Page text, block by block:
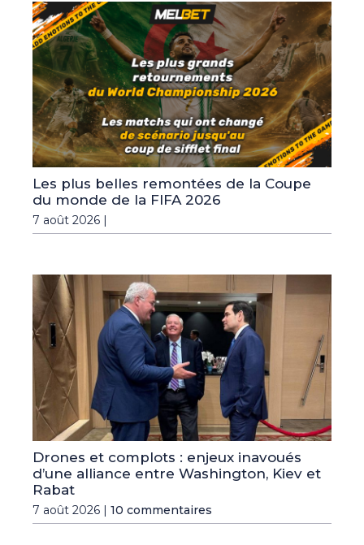
Les plus belles remontées de la Coupe
du monde de la FIFA 2026
7 août 2026 |
Drones et complots : enjeux inavoués
d’une alliance entre Washington, Kiev et
Rabat
7 août 2026 | 10 commentaires